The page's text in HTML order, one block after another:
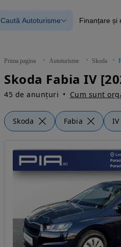
Mașini electrice
Mașini cu detalii verificate
Caută Autoturisme
Blog
Finanțare și
Prima pagina Autoturisme Skoda
45 de anunțuri Cum sunt
Skoda Fabia